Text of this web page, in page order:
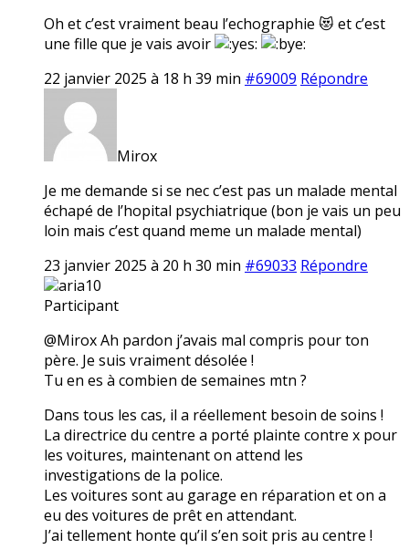
Oh et c’est vraiment beau l’echographie 😻 et c’est
une fille que je vais avoir
22 janvier 2025 à 18 h 39 min #69009 Répondre
Mirox
Je me demande si se nec c’est pas un malade mental
échapé de l’hopital psychiatrique (bon je vais un peu
loin mais c’est quand meme un malade mental)
23 janvier 2025 à 20 h 30 min #69033 Répondre
aria10
Participant
@Mirox Ah pardon j’avais mal compris pour ton
père. Je suis vraiment désolée !
Tu en es à combien de semaines mtn ?
Dans tous les cas, il a réellement besoin de soins !
La directrice du centre a porté plainte contre x pour
les voitures, maintenant on attend les
investigations de la police.
Les voitures sont au garage en réparation et on a
eu des voitures de prêt en attendant.
J’ai tellement honte qu’il s’en soit pris au centre !